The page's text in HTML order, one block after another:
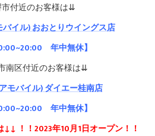
付近のお客様は⇊
イル)おおとりウイングス店
年中無休】
南区付近のお客様は⇊
モバイル)ダイエー桂南店
年中無休】
↓↓ ！！2023年10月1日オープン！！